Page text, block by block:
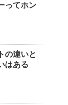
ってホン
の違いと
はある